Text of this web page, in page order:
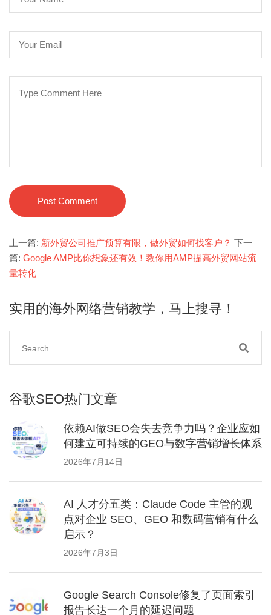
Post Comment
上一篇: 新外贸公司推广预算有限，做外贸如何找客户？ 下一
篇: Google AMP比你想象还有效！教你用AMP提高外贸网站流
量转化
实用的海外网络营销教学，马上搜寻！
谷歌SEO热门文章
依赖AI做SEO会失去竞争力吗？企业应如
何建立可持续的GEO与数字营销增长体系
2026年7月14日
AI 人才分五类：Claude Code 主管的观
点对企业 SEO、GEO 和数码营销有什么
启示？
2026年7月3日
Google Search Console修复了页面索引
报告长达一个月的延迟问题